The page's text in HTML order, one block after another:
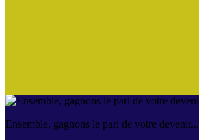
Ensemble, gagnons le pari de votre devenir...